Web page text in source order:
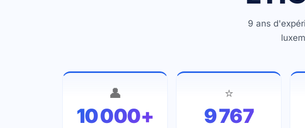
9 ans
👤
10 000+
⭐
9 767